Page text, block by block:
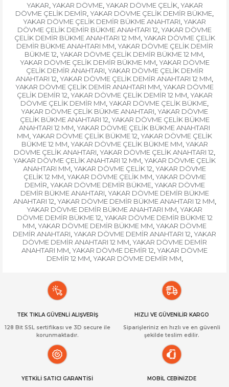
YAKAR YAKAR DÖVME, YAKAR DÖVME ÇELİK, YAKAR
DÖVME ÇELİK DEMİR YAKAR DÖVME ÇELİK DEMİR BÜKME
YAKAR DÖVME ÇELİK DEMİR BÜKME ANAHTARI YAKAR
DÖVME ÇELİK DEMİR BÜKME ANAHTARI 12 YAKAR DÖVME
ÇELİK DEMİR BÜKME ANAHTARI 12 MM YAKAR DÖVME ÇELİK
DEMİR BÜKME ANAHTARI MM YAKAR DÖVME ÇELİK DEMİR
BÜKME 12 YAKAR DÖVME ÇELİK DEMİR BÜKME 12 MM
YAKAR DÖVME ÇELİK DEMİR BÜKME MM YAKAR DÖVME
ÇELİK DEMİR ANAHTARI YAKAR DÖVME ÇELİK DEMİR
ANAHTARI 12 YAKAR DÖVME ÇELİK DEMİR ANAHTARI 12 MM
YAKAR DÖVME ÇELİK DEMİR ANAHTARI MM YAKAR DÖVME
ÇELİK DEMİR 12 YAKAR DÖVME ÇELİK DEMİR 12 MM YAKAR
DÖVME ÇELİK DEMİR MM YAKAR DÖVME ÇELİK BÜKME
YAKAR DÖVME ÇELİK BÜKME ANAHTARI YAKAR DÖVME
ÇELİK BÜKME ANAHTARI 12 YAKAR DÖVME ÇELİK BÜKME
ANAHTARI 12 MM YAKAR DÖVME ÇELİK BÜKME ANAHTARI
MM YAKAR DÖVME ÇELİK BÜKME 12 YAKAR DÖVME ÇELİK
BÜKME 12 MM YAKAR DÖVME ÇELİK BÜKME MM YAKAR
DÖVME ÇELİK ANAHTARI YAKAR DÖVME ÇELİK ANAHTARI 12
YAKAR DÖVME ÇELİK ANAHTARI 12 MM YAKAR DÖVME ÇELİK
ANAHTARI MM YAKAR DÖVME ÇELİK 12 YAKAR DÖVME
ÇELİK 12 MM YAKAR DÖVME ÇELİK MM YAKAR DÖVME
DEMİR YAKAR DÖVME DEMİR BÜKME, YAKAR DÖVME
DEMİR BÜKME ANAHTARI YAKAR DÖVME DEMİR BÜKME
ANAHTARI 12 YAKAR DÖVME DEMİR BÜKME ANAHTARI 12 MM
YAKAR DÖVME DEMİR BÜKME ANAHTARI MM YAKAR
DÖVME DEMİR BÜKME 12 YAKAR DÖVME DEMİR BÜKME 12
MM YAKAR DÖVME DEMİR BÜKME MM YAKAR DÖVME
DEMİR ANAHTARI YAKAR DÖVME DEMİR ANAHTARI 12 YAKAR
DÖVME DEMİR ANAHTARI 12 MM YAKAR DÖVME DEMİR
ANAHTARI MM YAKAR DÖVME DEMİR 12 YAKAR DÖVME
DEMİR 12 MM YAKAR DÖVME DEMİR MM
TEK TIKLA GÜVENLİ ALIŞVERİŞ
128 Bit SSL sertifikası ve 3D secure ile
korunmaktadır.
HIZLI VE GÜVENİLİR KARGO
Siparişleriniz en hızlı ve en güvenli
şekilde teslim edilir.
YETKİLİ SATICI GARANTİSİ
MOBİL CEBİNİZDE